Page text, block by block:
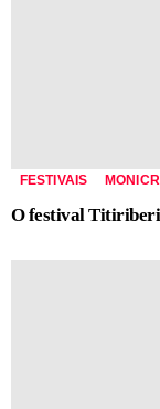
FESTIVAIS
O festival